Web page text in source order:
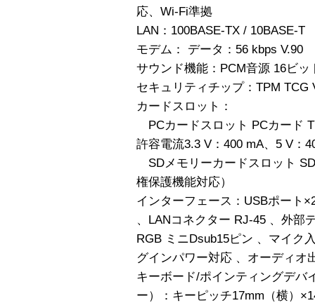
応、Wi-Fi準拠
LAN：100BASE-TX / 10BASE-T
モデム： データ：56 kbps
サウンド機能：PCM音源 16ビ
セキュリティチップ：TPM TCG
カードスロット：
PCカードスロット PCカード
許容電流3.3 V：400 mA、5 V：
SDメモリーカードスロット
権保護機能対応）
インターフェース：USBポート
、LANコネクター RJ-45 、外部
RGB ミニDsub15ピン 、マイク
グインパワー対応 、オーディオ
キーボード/ポインティングデバ
ー）：キーピッチ17mm（横）